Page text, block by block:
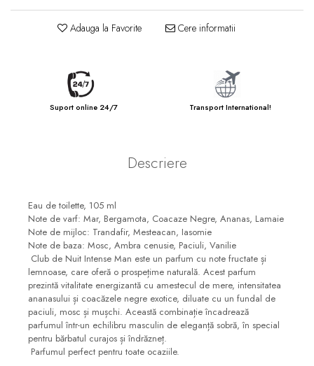
Adauga la Favorite Cere informatii
Suport online 24/7 Transport International!
Descriere
Eau de toilette, 105 ml
Note de varf: Mar, Bergamota, Coacaze Negre, Ananas, Lamaie
Note de mijloc: Trandafir, Mesteacan, Iasomie
Note de baza: Mosc, Ambra cenusie, Paciuli, Vanilie
Club de Nuit Intense Man este un parfum cu note fructate și
lemnoase, care oferă o prospețime naturală. Acest parfum
prezintă vitalitate energizantă cu amestecul de mere, intensitatea
ananasului și coacăzele negre exotice, diluate cu un fundal de
paciuli, mosc și mușchi. Această combinație încadrează
parfumul într-un echilibru masculin de eleganță sobră, în special
pentru bărbatul curajos și îndrăzneț.
Parfumul perfect pentru toate ocaziile.